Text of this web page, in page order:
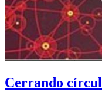
Cerrando